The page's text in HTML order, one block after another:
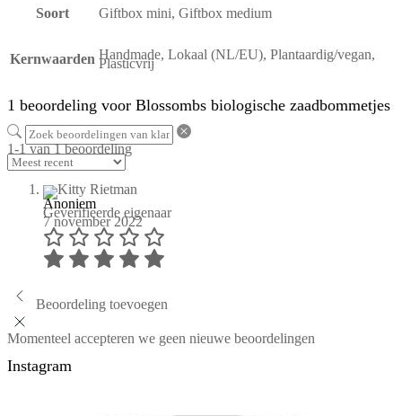
Soort
Giftbox mini, Giftbox medium
Kernwaarden Handmade, Lokaal (NL/EU), Plantaardig/vegan,
Plasticvrij
1 beoordeling voor Blossombs biologische zaadbommetjes
1-1 van 1 beoordeling
Anoniem
Geverifieerde eigenaar
7 november 2022
Beoordeling toevoegen
Momenteel accepteren we geen nieuwe beoordelingen
Instagram